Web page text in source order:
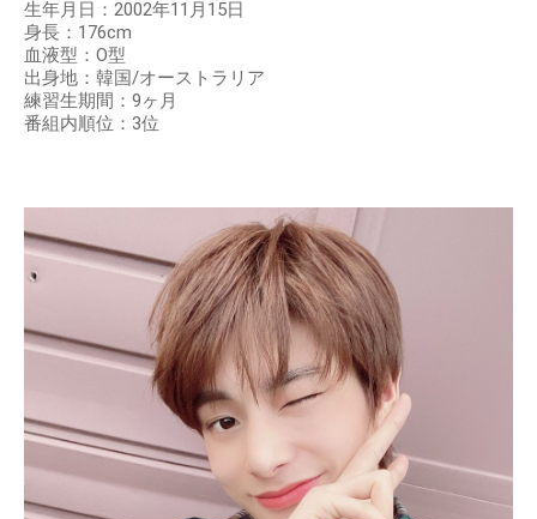
生年月日：2002年11月15日
身長：176cm
血液型：O型
出身地：韓国/オーストラリア
練習生期間：9ヶ月
番組内順位：3位